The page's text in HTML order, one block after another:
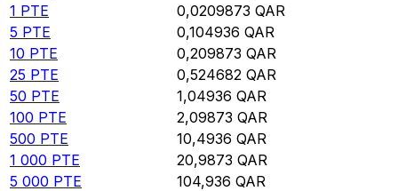
1 PTE 0,0209873 QAR
5 PTE 0,104936 QAR
10 PTE 0,209873 QAR
25 PTE 0,524682 QAR
50 PTE 1,04936 QAR
100 PTE 2,09873 QAR
500 PTE 10,4936 QAR
1 000 PTE 20,9873 QAR
5 000 PTE 104,936 QAR